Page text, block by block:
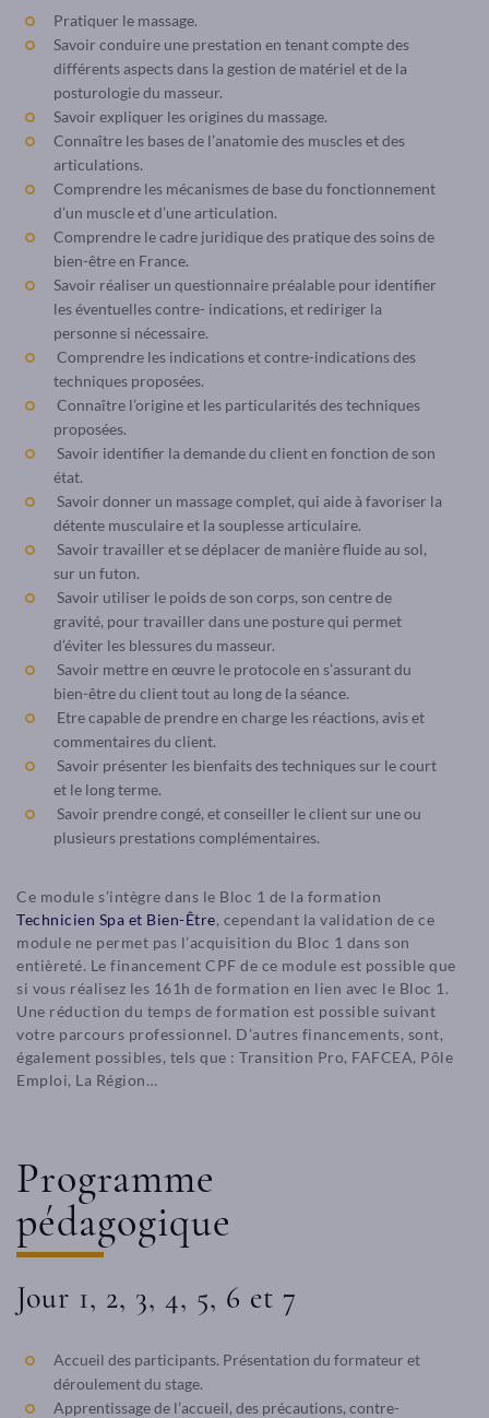
Pratiquer le massage.
Savoir conduire une prestation en tenant compte des
différents aspects dans la gestion de matériel et de la
posturologie du masseur.
Savoir expliquer les origines du massage.
Connaître les bases de l’anatomie des muscles et des
articulations.
Comprendre les mécanismes de base du fonctionnement
d’un muscle et d’une articulation.
Comprendre le cadre juridique des pratique des soins de
bien-être en France.
Savoir réaliser un questionnaire préalable pour identifier
les éventuelles contre- indications, et rediriger la
personne si nécessaire.
Comprendre les indications et contre-indications des
techniques proposées.
Connaître l’origine et les particularités des techniques
proposées.
Savoir identifier la demande du client en fonction de son
état.
Savoir donner un massage complet, qui aide à favoriser la
détente musculaire et la souplesse articulaire.
Savoir travailler et se déplacer de manière fluide au sol,
sur un futon.
Savoir utiliser le poids de son corps, son centre de
gravité, pour travailler dans une posture qui permet
d’éviter les blessures du masseur.
Savoir mettre en œuvre le protocole en s’assurant du
bien-être du client tout au long de la séance.
Etre capable de prendre en charge les réactions, avis et
commentaires du client.
Savoir présenter les bienfaits des techniques sur le court
et le long terme.
Savoir prendre congé, et conseiller le client sur une ou
plusieurs prestations complémentaires.
Ce module s’intègre dans le Bloc 1 de la formation
Technicien Spa et Bien-Être, cependant la validation de ce
module ne permet pas l’acquisition du Bloc 1 dans son
entièreté. Le financement CPF de ce module est possible que
si vous réalisez les 161h de formation en lien avec le Bloc 1.
Une réduction du temps de formation est possible suivant
votre parcours professionnel. D’autres financements, sont,
également possibles, tels que : Transition Pro, FAFCEA, Pôle
Emploi, La Région…
Programme
pédagogique
Jour 1, 2, 3, 4, 5, 6 et 7
Accueil des participants. Présentation du formateur et
déroulement du stage.
Apprentissage de l’accueil, des précautions, contre-